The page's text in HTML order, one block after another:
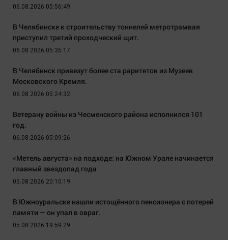
06.08.2026 05:56:49
В Челябинске к строительству тоннелей метротрамвая
приступил третий проходческий щит.
06.08.2026 05:35:17
В Челябинск привезут более ста раритетов из Музеев
Московского Кремля.
06.08.2026 05:24:32
Ветерану войны из Чесменского района исполнился 101
год.
06.08.2026 05:09:26
«Метель августа» на подходе: на Южном Урале начинается
главный звездопад года
05.08.2026 20:10:19
В Южноуральске нашли истощённого пенсионера с потерей
памяти — он упал в овраг.
05.08.2026 19:59:29